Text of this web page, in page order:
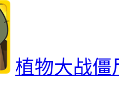
植物大战僵